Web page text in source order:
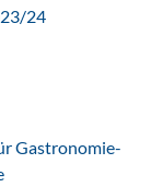
24
Gastronomie-